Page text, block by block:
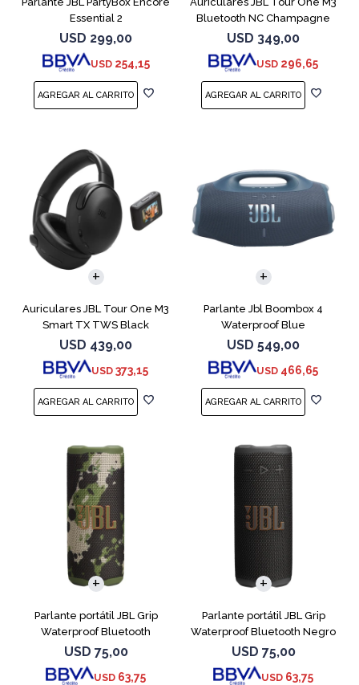
Essential 2
USD 299,00
USD 254,15
Bluetooth NC Champagne
USD 349,00
USD 296,65
Auriculares JBL Tour One M3
Smart TX TWS Black
USD 439,00
USD 373,15
Parlante Jbl Boombox 4
Waterproof Blue
USD 549,00
USD 466,65
Parlante portátil JBL Grip
Waterproof Bluetooth
Camuflado
USD 75,00
USD 63,75
Parlante portátil JBL Grip
Waterproof Bluetooth Negro
USD 75,00
USD 63,75